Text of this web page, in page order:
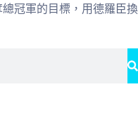
冠軍的目標，用德羅臣換